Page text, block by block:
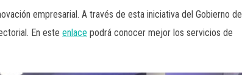
empresarial. A través de esta iniciativa del Gobierno de
En este enlace podrá conocer mejor los servicios de